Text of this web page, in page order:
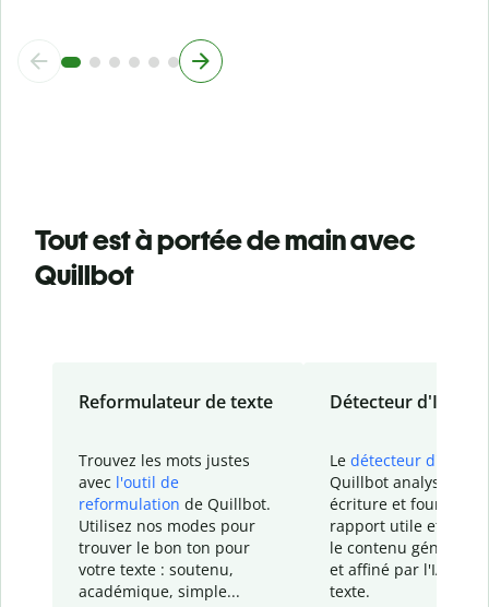
Tout est à portée de main avec
Quillbot
Reformulateur de texte
Trouvez les mots justes
avec l'outil de
reformulation de Quillbot.
Utilisez nos modes pour
trouver le bon ton pour
votre texte : soutenu,
académique, simple...
Détecteur d'IA
Le détecteur d'IA
Quillbot analyse votre
écriture et fournit un
rapport utile et
le contenu généré
et affiné par l'IA
texte.